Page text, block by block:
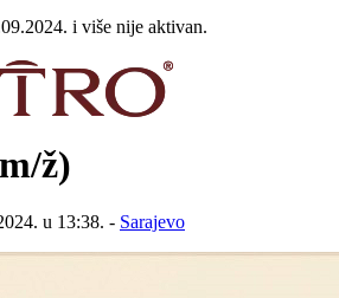
i više nije aktivan.
ž)
u 13:38. - Sarajevo